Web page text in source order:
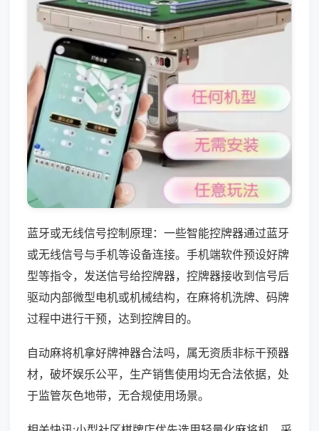
蓝牙或无线信号控制原理：一些智能控牌器通过蓝牙
或无线信号与手机等设备连接。手机端软件预设好牌
型等指令，发送信号给控牌器，控牌器接收到信号后
驱动内部微型电机或机械结构，在麻将机洗牌、码牌
过程中进行干预，达到控牌目的。
自动麻将机拿好牌神器合法吗，属无资质非标干预器
材，破坏娱乐公平，生产销售使用均无合法依据，处
于监管灰色地带，无合规使用场景。